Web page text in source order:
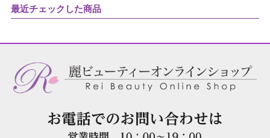
最近チェックした商品